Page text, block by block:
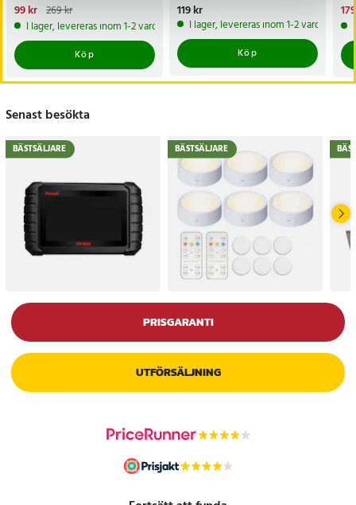
Nuvarande pris
99 krTidigare pris:269 kr
99 kr 269 kr
I lager, levereras inom 1-2 vardagar
Köp
Pris:119 kr
119 kr
I lager, levereras inom 1-2 vardagar
Köp
Senast besökta
BÄSTSÄLJARE BÄSTSÄLJARE
PRISGARANTI
UTFÖRSÄLJNING